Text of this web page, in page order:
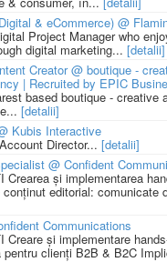
& eCommerce) @
Project Manager who
digital marketing... [detalii]
Creator @ boutique -
| Recruited by EPIC
based boutique - creative
[detalii]
Kubis Interactive
Director... [detalii]
@ Confident
Crearea și implementarea
editorial: comunicate
Communications
Creare și implementare
pentru clienți B2B & B2C